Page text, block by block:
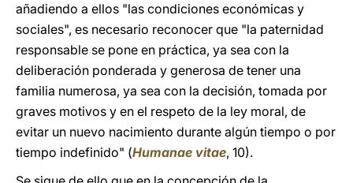
añadiendo a ellos "las condiciones económicas y
sociales", es necesario reconocer que "la paternidad
responsable se pone en práctica, ya sea con la
deliberación ponderada y generosa de tener una
familia numerosa, ya sea con la decisión, tomada por
graves motivos y en el respeto de la ley moral, de
evitar un nuevo nacimiento durante algún tiempo o por
tiempo indefinido" (Humanae vitae, 10).